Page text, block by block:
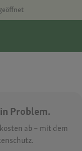
Problem.
ab – mit dem